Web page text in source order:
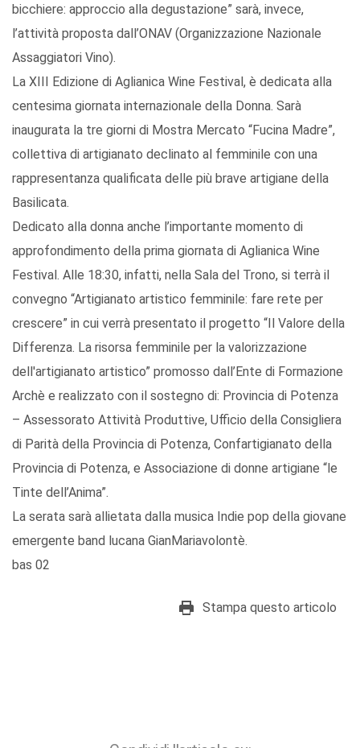
bicchiere: approccio alla degustazione” sarà, invece,
l’attività proposta dall’ONAV (Organizzazione Nazionale
Assaggiatori Vino).
La XIII Edizione di Aglianica Wine Festival, è dedicata alla
centesima giornata internazionale della Donna. Sarà
inaugurata la tre giorni di Mostra Mercato “Fucina Madre”,
collettiva di artigianato declinato al femminile con una
rappresentanza qualificata delle più brave artigiane della
Basilicata.
Dedicato alla donna anche l’importante momento di
approfondimento della prima giornata di Aglianica Wine
Festival. Alle 18:30, infatti, nella Sala del Trono, si terrà il
convegno “Artigianato artistico femminile: fare rete per
crescere” in cui verrà presentato il progetto “Il Valore della
Differenza. La risorsa femminile per la valorizzazione
dell'artigianato artistico” promosso dall’Ente di Formazione
Archè e realizzato con il sostegno di: Provincia di Potenza
– Assessorato Attività Produttive, Ufficio della Consigliera
di Parità della Provincia di Potenza, Confartigianato della
Provincia di Potenza, e Associazione di donne artigiane “le
Tinte dell’Anima”.
La serata sarà allietata dalla musica Indie pop della giovane
emergente band lucana GianMariavolontè.
bas 02
Stampa questo articolo